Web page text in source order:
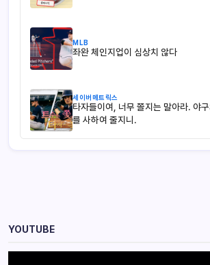
MLB
좌완 체인지업이 심상치 않다
세이버메트릭스
타자들이여, 너무 쫄지는 말아라. 야
를 사하여 줄지니.
YOUTUBE